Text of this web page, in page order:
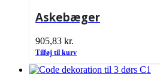
Askebæger
905,83 kr.
Tilføj til kurv